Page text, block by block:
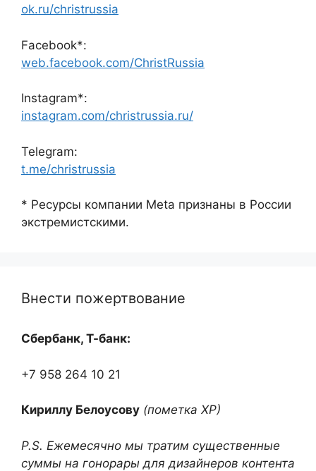
ok.ru/christrussia
Facebook*:
web.facebook.com/ChristRussia
Instagram*:
instagram.com/christrussia.ru/
Telegram:
t.me/christrussia
* Ресурсы компании Meta признаны в России
экстремистскими.
Внести пожертвование
Сбербанк, Т-банк:
+7 958 264 10 21
Кириллу Белоусову (пометка ХР)
P.S. Ежемесячно мы тратим существенные
суммы на гонорары для дизайнеров контента